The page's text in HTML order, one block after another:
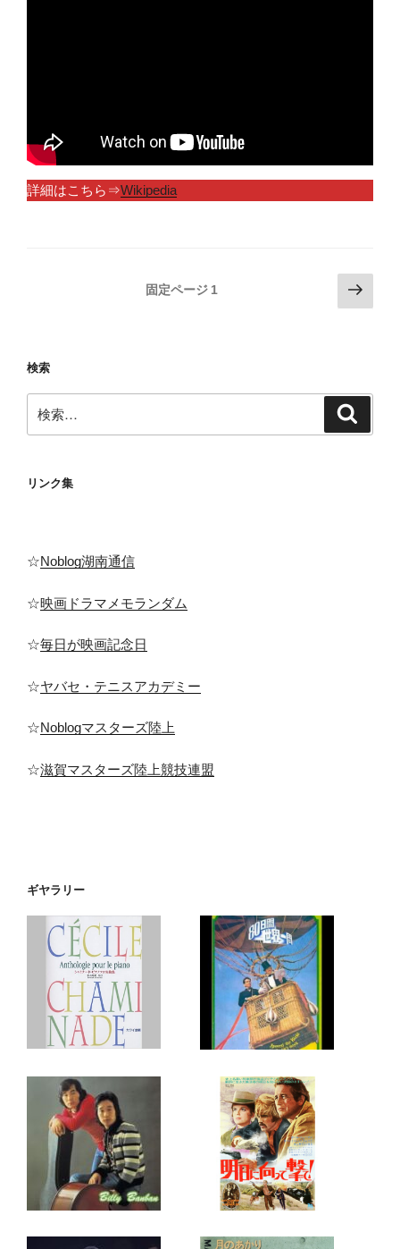
詳細はこちら⇒Wikipedia
ペ
ジ
送
固定ページ 1
次
の
検索
索:
リンク集
☆Noblog湖南通信
☆映画ドラマメモランダム
☆毎日が映画記念日
☆ヤバセ・テニスアカデミー
☆Noblogマスターズ陸上
☆滋賀マスターズ陸上競技連盟
ギヤラリー